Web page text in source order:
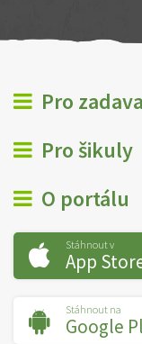
Pro
Pro šikuly
O portálu
Stáhnout v
App
Stáhnout na
Google